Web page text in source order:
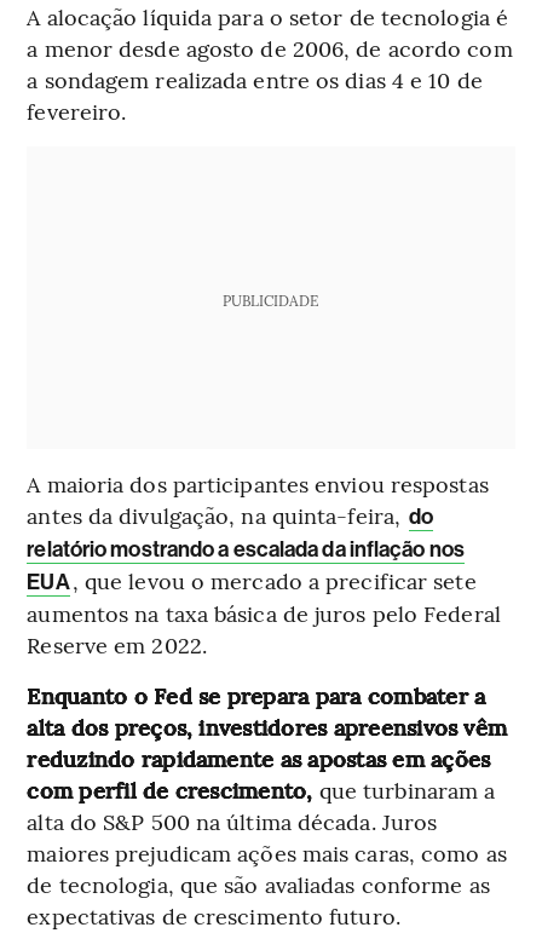
A alocação líquida para o setor de tecnologia é
a menor desde agosto de 2006, de acordo com
a sondagem realizada entre os dias 4 e 10 de
fevereiro.
PUBLICIDADE
A maioria dos participantes enviou respostas
antes da divulgação, na quinta-feira, do
relatório mostrando a escalada da inflação nos
EUA, que levou o mercado a precificar sete
aumentos na taxa básica de juros pelo Federal
Reserve em 2022.
Enquanto o Fed se prepara para combater a
alta dos preços, investidores apreensivos vêm
reduzindo rapidamente as apostas em ações
com perfil de crescimento, que turbinaram a
alta do S&P 500 na última década. Juros
maiores prejudicam ações mais caras, como as
de tecnologia, que são avaliadas conforme as
expectativas de crescimento futuro.